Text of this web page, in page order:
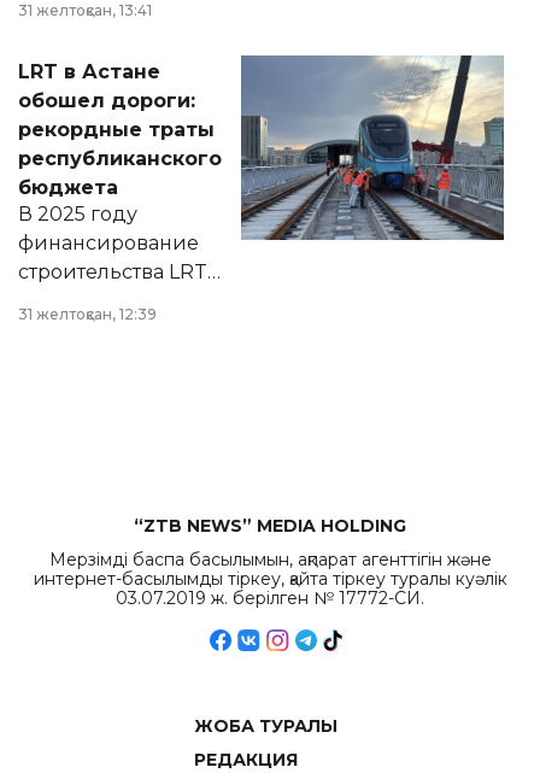
2028 годы.
документ
появился в базе
нормативных
правовых актов и
на сайте маслихат
города.
31 желтоқсан, 13:41
LRT в Астане
обошел дороги:
рекордные траты
республиканского
бюджета
В 2025 году
финансирование
строительства LRT
республиканского
31 желтоқсан, 12:39
“ZTB NEWS” MEDIA HOLDING
Мерзімді баспа басылымын, ақпарат агенттігін және
интернет-басылымды тіркеу, қайта тіркеу туралы куәлік
03.07.2019 ж. берілген № 17772-СИ.
ЖОБА ТУРАЛЫ
РЕДАКЦИЯ